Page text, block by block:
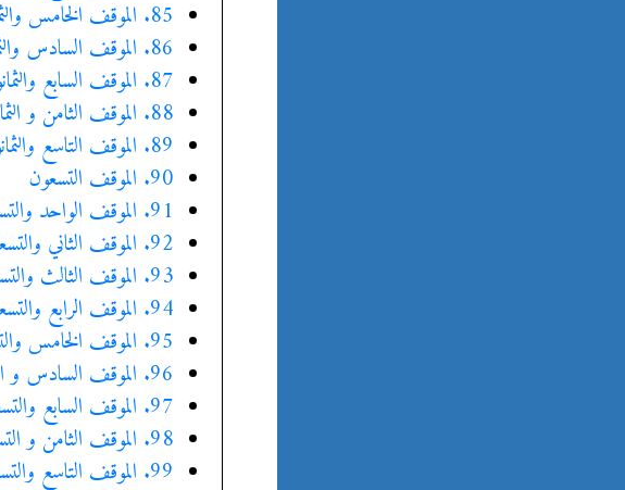
85. الموقف الخامس والثمانون
86. الموقف السادس والثمانون
87. الموقف السابع والثمانون
88. الموقف الثامن و الثمانون
89. الموقف التاسع والثمانون
90. الموقف التسعون
91. الموقف الواحد والتسعون
92. الموقف الثاني والتسعون
93. الموقف الثالث والتسعون
94. الموقف الرابع والتسعون
95. الموقف الخامس والتسعون
96. الموقف السادس و التسعون
97. الموقف السابع والتسعون
98. الموقف الثامن و التسعون
99. الموقف التاسع والتسعون